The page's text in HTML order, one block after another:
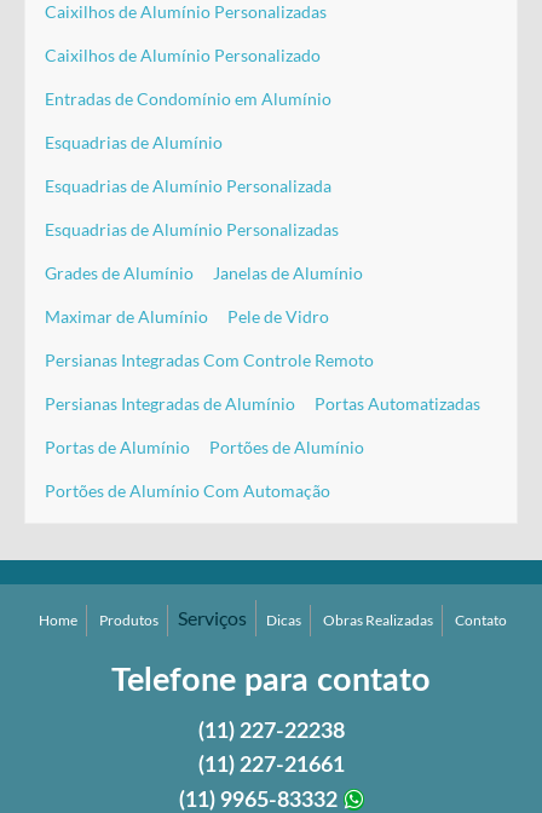
Caixilhos de Alumínio Personalizadas
Caixilhos de Alumínio Personalizado
Entradas de Condomínio em Alumínio
Esquadrias de Alumínio
Esquadrias de Alumínio Personalizada
Esquadrias de Alumínio Personalizadas
Grades de Alumínio Janelas de Alumínio
Maximar de Alumínio Pele de Vidro
Persianas Integradas Com Controle Remoto
Persianas Integradas de Alumínio Portas Automatizadas
Portas de Alumínio Portões de Alumínio
Portões de Alumínio Com Automação
Home Produtos Serviços Dicas Obras Realizadas Contato
Telefone para contato
(11) 227-22238
(11) 227-21661
(11) 9965-83332